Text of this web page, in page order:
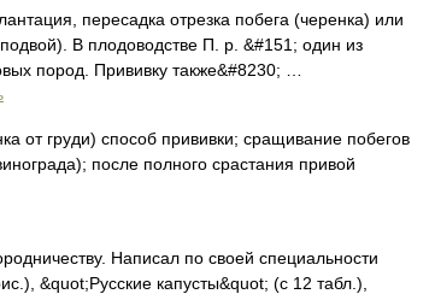
пересадка отрезка побега (черенка) или
В плодоводстве П. р. &#151; один из
пород. Прививку также&#8230; …
от груди) способ прививки; сращивание побегов
после полного срастания привой
Написал по своей специальности
&quot;Русские капусты&quot; (с 12 табл.),